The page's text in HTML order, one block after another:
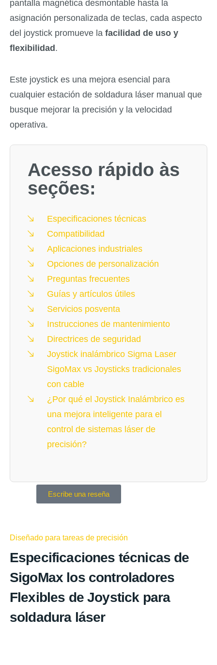
pantalla magnética desmontable hasta la
asignación personalizada de teclas, cada aspecto
del joystick promueve la facilidad de uso y
flexibilidad.
Este joystick es una mejora esencial para
cualquier estación de soldadura láser manual que
busque mejorar la precisión y la velocidad
operativa.
Acesso rápido às
seções:
Especificaciones técnicas
Compatibilidad
Aplicaciones industriales
Opciones de personalización
Preguntas frecuentes
Guías y artículos útiles
Servicios posventa
Instrucciones de mantenimiento
Directrices de seguridad
Joystick inalámbrico Sigma Laser
SigoMax vs Joysticks tradicionales
con cable
¿Por qué el Joystick Inalámbrico es
una mejora inteligente para el
control de sistemas láser de
precisión?
Escribe una reseña
Diseñado para tareas de precisión
Especificaciones técnicas de
SigoMax los controladores
Flexibles de Joystick para
soldadura láser